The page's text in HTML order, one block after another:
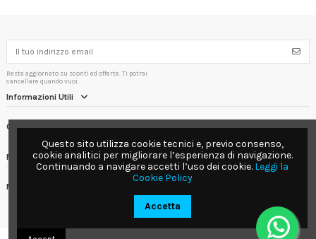
Resta aggiornato su sconti ed offerte. Ti potrai
cancellare quando vuoi.
Informazioni Utili
Contact us
Follow us
Newsletter
Questo sito utilizza cookie tecnici e, previo consenso,
cookie analitici per migliorare l’esperienza di navigazione.
Continuando a navigare accetti l’uso dei cookie. Leggi la
Cookie Policy
Accetta